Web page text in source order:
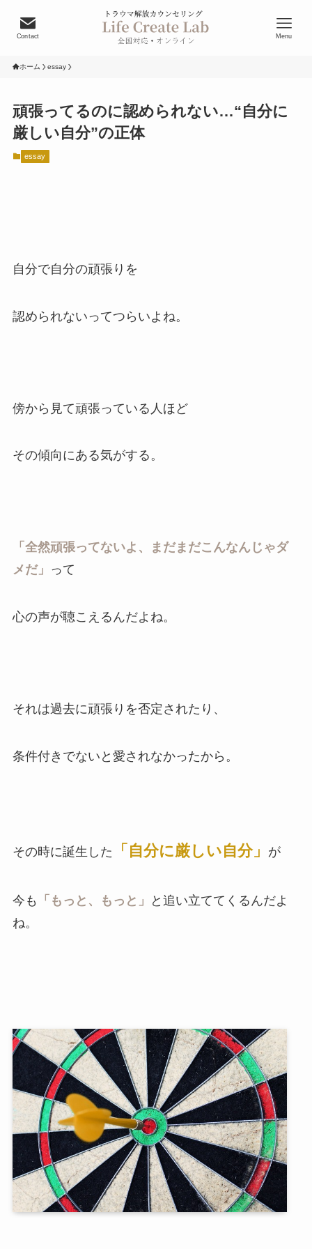
Contact Menu
ホーム essay
頑張ってるのに認められない…“自分に
厳しい自分”の正体
essay
自分で自分の頑張りを
認められないってつらいよね。
傍から見て頑張っている人ほど
その傾向にある気がする。
「全然頑張ってないよ、まだまだこんなんじゃダ
メだ」 って
心の声が聴こえるんだよね。
それは過去に頑張りを否定されたり、
条件付きでないと愛されなかったから。
その時に誕生した 「自分に厳しい自分」 が
今も 「もっと、もっと」
と追い立ててくるんだよ
ね。